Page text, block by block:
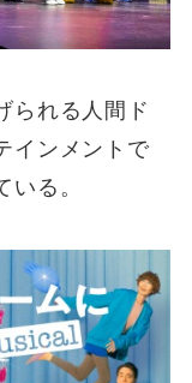
られる人間ド
インメントで
る。